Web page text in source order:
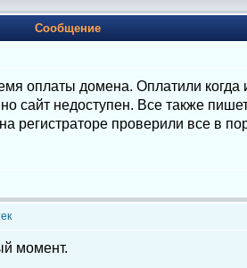
Сообщение
оплаты домена. Оплатили когда
сайт недоступен. Все также
регистраторе проверили все в
момент.